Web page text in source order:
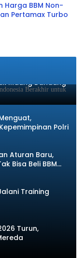
Harga BBM Non-
Pertamax Turbo
1, El Clasico
Maung Bandung
Polri
Aturan Baru,
Bisa Beli BBM
Training
Turun,